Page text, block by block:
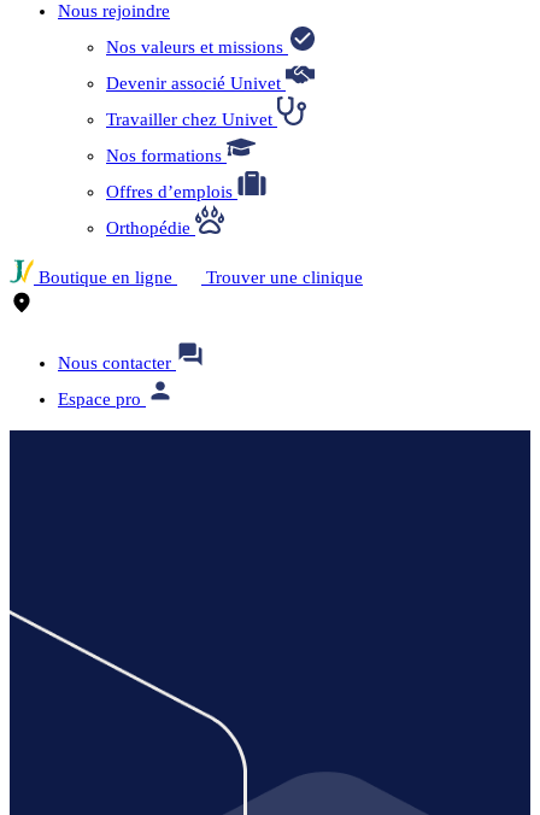
Nous rejoindre
Nos valeurs et missions
Devenir associé Univet
Travailler chez Univet
Nos formations
Offres d’emplois
Orthopédie
Boutique en ligne Trouver une clinique
Nous contacter
Espace pro